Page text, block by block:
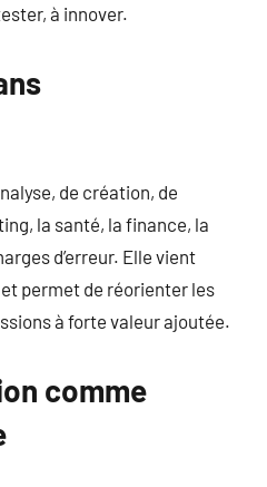
à innover.
de création, de
la santé, la finance, la
d’erreur. Elle vient
permet de réorienter les
à forte valeur ajoutée.
comme